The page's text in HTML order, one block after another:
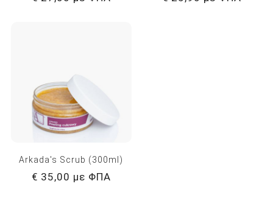
Arkada's Scrub (300ml)
€ 35,00 με ΦΠΑ